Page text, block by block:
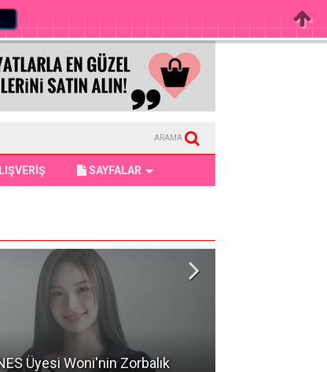
ARAMA
SAYFALAR
Üyesi Woni'nin Zorbalık